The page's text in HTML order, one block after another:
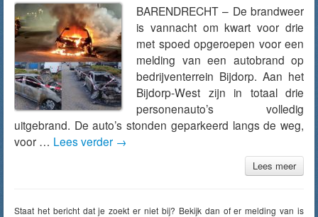
BARENDRECHT – De brandweer
is vannacht om kwart voor drie
met spoed opgeroepen voor een
melding van een autobrand op
bedrijventerrein Bijdorp. Aan het
Bijdorp-West zijn in totaal drie
personenauto’s volledig
uitgebrand. De auto’s stonden geparkeerd langs de weg,
voor … Lees verder →
Lees meer
Staat het bericht dat je zoekt er niet bij? Bekijk dan of er melding van is